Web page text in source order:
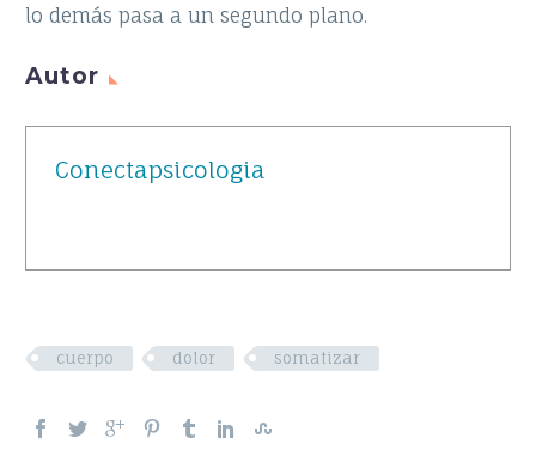
lo demás pasa a un segundo plano.
Autor
Conectapsicologia
cuerpo dolor somatizar